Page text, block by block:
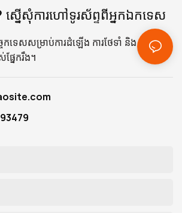
ស្នើសុំការហៅទូរស័ព្ទពីអ្នកឯកទេស
កទេសសម្រាប់ការដំឡើង ការថែទាំ និង
ផ្នែករឹង។